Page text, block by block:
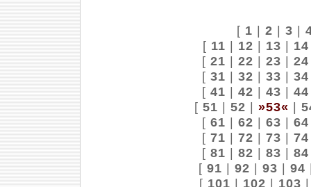
[ 1 | 2 | 3 |
[ 11 | 12 | 13 | 14
[ 21 | 22 | 23 | 24
[ 31 | 32 | 33 | 34
[ 41 | 42 | 43 | 44
[ 51 | 52 | »53« |
[ 61 | 62 | 63 | 64
[ 71 | 72 | 73 | 74
[ 81 | 82 | 83 | 84
[ 91 | 92 | 93 | 94
[ 101 | 102 | 103